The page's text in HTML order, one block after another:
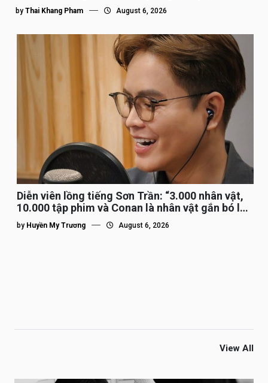
by Thai Khang Pham August 6, 2026
Diễn viên lồng tiếng Sơn Trần: “3.000 nhân vật,
10.000 tập phim và Conan là nhân vật gắn bó lâu
nhất”
by Huyền My Trương August 6, 2026
View All